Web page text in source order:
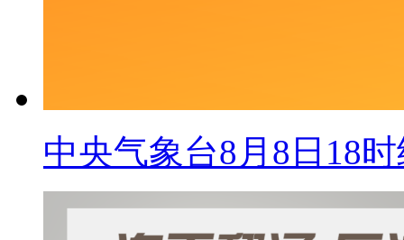
中央气象台8月8日18